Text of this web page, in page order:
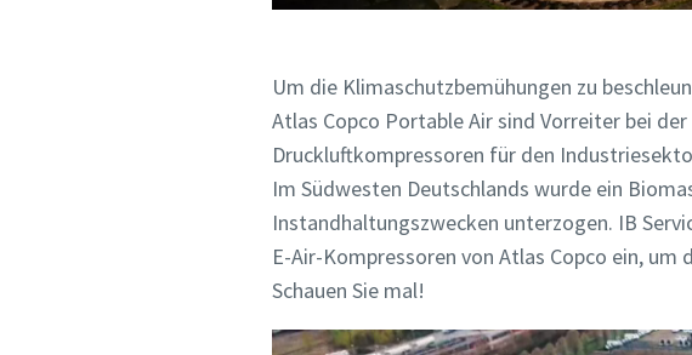
Um die Klimaschutzbemühungen zu
Atlas Copco Portable Air sind Vorreiter bei
Druckluftkompressoren für den
Im Südwesten Deutschlands wurde ein
Instandhaltungszwecken unterzogen. IB
E-Air-Kompressoren von Atlas Copco ein,
Schauen Sie mal!